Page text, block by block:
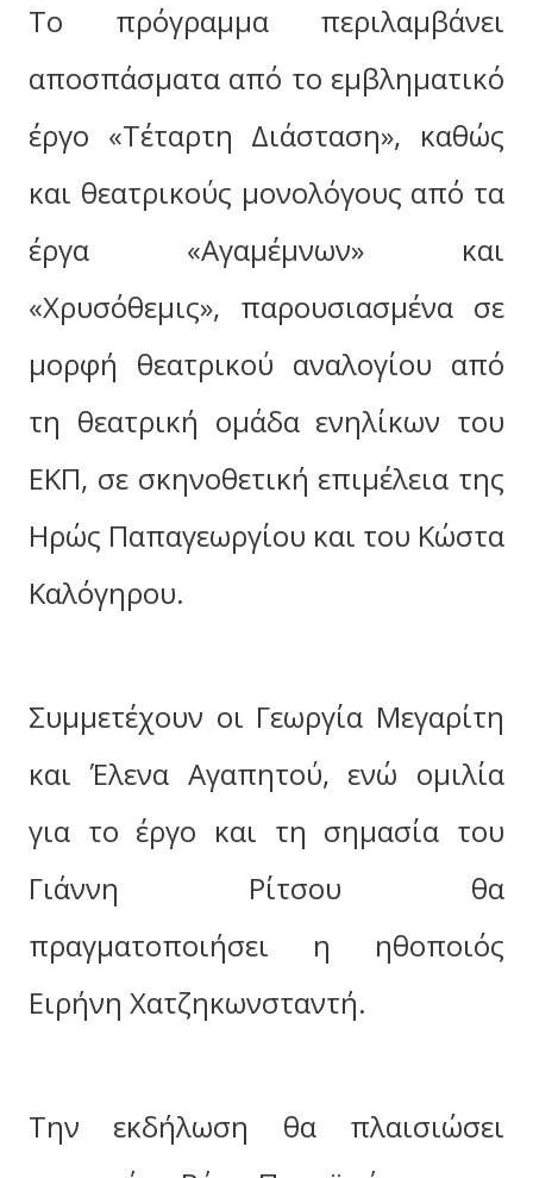
Το πρόγραμμα περιλαμβάνει
αποσπάσματα από το εμβληματικό
έργο «Τέταρτη Διάσταση», καθώς
και θεατρικούς μονολόγους από τα
έργα «Αγαμέμνων» και
«Χρυσόθεμις», παρουσιασμένα σε
μορφή θεατρικού αναλογίου από
τη θεατρική ομάδα ενηλίκων του
ΕΚΠ, σε σκηνοθετική επιμέλεια της
Ηρώς Παπαγεωργίου και του Κώστα
Καλόγηρου.
Συμμετέχουν οι Γεωργία Μεγαρίτη
και Έλενα Αγαπητού, ενώ ομιλία
για το έργο και τη σημασία του
Γιάννη Ρίτσου θα
πραγματοποιήσει η ηθοποιός
Ειρήνη Χατζηκωνσταντή.
Την εκδήλωση θα πλαισιώσει